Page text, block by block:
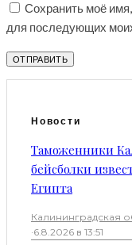
Сохранить моё
для последующих
Новости
Таможенники
бейсболки
Египта
Калининградская
·6.8.2026 в 13:51